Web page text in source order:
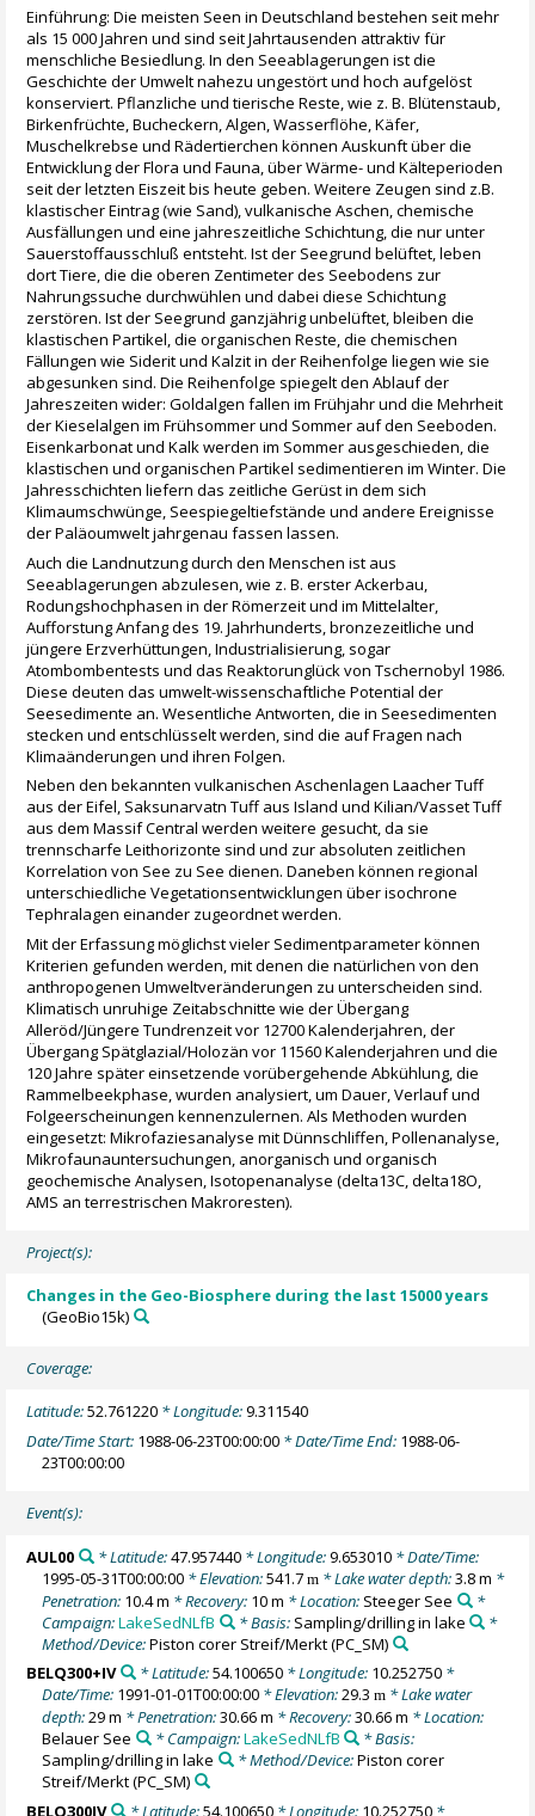
Einführung: Die meisten Seen in Deutschland bestehen seit mehr
als 15 000 Jahren und sind seit Jahrtausenden attraktiv für
menschliche Besiedlung. In den Seeablagerungen ist die
Geschichte der Umwelt nahezu ungestört und hoch aufgelöst
konserviert. Pflanzliche und tierische Reste, wie z. B. Blütenstaub,
Birkenfrüchte, Bucheckern, Algen, Wasserflöhe, Käfer,
Muschelkrebse und Rädertierchen können Auskunft über die
Entwicklung der Flora und Fauna, über Wärme- und Kälteperioden
seit der letzten Eiszeit bis heute geben. Weitere Zeugen sind z.B.
klastischer Eintrag (wie Sand), vulkanische Aschen, chemische
Ausfällungen und eine jahreszeitliche Schichtung, die nur unter
Sauerstoffausschluß entsteht. Ist der Seegrund belüftet, leben
dort Tiere, die die oberen Zentimeter des Seebodens zur
Nahrungssuche durchwühlen und dabei diese Schichtung
zerstören. Ist der Seegrund ganzjährig unbelüftet, bleiben die
klastischen Partikel, die organischen Reste, die chemischen
Fällungen wie Siderit und Kalzit in der Reihenfolge liegen wie sie
abgesunken sind. Die Reihenfolge spiegelt den Ablauf der
Jahreszeiten wider: Goldalgen fallen im Frühjahr und die Mehrheit
der Kieselalgen im Frühsommer und Sommer auf den Seeboden.
Eisenkarbonat und Kalk werden im Sommer ausgeschieden, die
klastischen und organischen Partikel sedimentieren im Winter. Die
Jahresschichten liefern das zeitliche Gerüst in dem sich
Klimaumschwünge, Seespiegeltiefstände und andere Ereignisse
der Paläoumwelt jahrgenau fassen lassen.
Auch die Landnutzung durch den Menschen ist aus
Seeablagerungen abzulesen, wie z. B. erster Ackerbau,
Rodungshochphasen in der Römerzeit und im Mittelalter,
Aufforstung Anfang des 19. Jahrhunderts, bronzezeitliche und
jüngere Erzverhüttungen, Industrialisierung, sogar
Atombombentests und das Reaktorunglück von Tschernobyl 1986.
Diese deuten das umwelt-wissenschaftliche Potential der
Seesedimente an. Wesentliche Antworten, die in Seesedimenten
stecken und entschlüsselt werden, sind die auf Fragen nach
Klimaänderungen und ihren Folgen.
Neben den bekannten vulkanischen Aschenlagen Laacher Tuff
aus der Eifel, Saksunarvatn Tuff aus Island und Kilian/Vasset Tuff
aus dem Massif Central werden weitere gesucht, da sie
trennscharfe Leithorizonte sind und zur absoluten zeitlichen
Korrelation von See zu See dienen. Daneben können regional
unterschiedliche Vegetationsentwicklungen über isochrone
Tephralagen einander zugeordnet werden.
Mit der Erfassung möglichst vieler Sedimentparameter können
Kriterien gefunden werden, mit denen die natürlichen von den
anthropogenen Umweltveränderungen zu unterscheiden sind.
Klimatisch unruhige Zeitabschnitte wie der Übergang
Alleröd/Jüngere Tundrenzeit vor 12700 Kalenderjahren, der
Übergang Spätglazial/Holozän vor 11560 Kalenderjahren und die
120 Jahre später einsetzende vorübergehende Abkühlung, die
Rammelbeekphase, wurden analysiert, um Dauer, Verlauf und
Folgeerscheinungen kennenzulernen. Als Methoden wurden
eingesetzt: Mikrofaziesanalyse mit Dünnschliffen, Pollenanalyse,
Mikrofaunauntersuchungen, anorganisch und organisch
geochemische Analysen, Isotopenanalyse (delta13C, delta18O,
AMS an terrestrischen Makroresten).
Project(s):
Changes in the Geo-Biosphere during the last 15000 years
(GeoBio15k)
Coverage:
Latitude:52.761220 * Longitude:9.311540
Date/Time Start: 1988-06-23T00:00:00 * Date/Time End: 1988-06-
23T00:00:00
Event(s):
AUL00 * Latitude:47.957440* Longitude:9.653010* Date/Time:
1995-05-31T00:00:00 * Elevation:541.7m * Lake water depth:3.8 m *
Penetration: 10.4 m * Recovery: 10 m * Location: Steeger See
*
Campaign:LakeSedNLfB * Basis: Sampling/drilling in lake
*
Method/Device:Piston corer Streif/Merkt(PC_SM)
BELQ300+IV
* Latitude:54.100650* Longitude: 10.252750*
Date/Time: 1991-01-01T00:00:00 * Elevation:29.3m * Lake water
depth:29 m * Penetration:30.66 m * Recovery:30.66 m * Location:
Belauer See
* Campaign:LakeSedNLfB
* Basis:
Sampling/drilling in lake
* Method/Device:Piston corer
Streif/Merkt(PC_SM)
BELQ300IV
* Latitude:54.100650* Longitude: 10.252750*